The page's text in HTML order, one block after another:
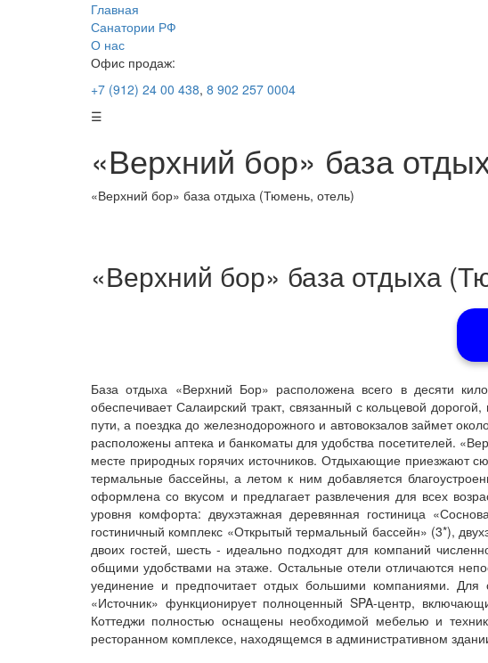
Главная
Санатории РФ
О нас
Офис продаж:
+7 (912) 24 00 438, 8 902 257 0004
☰
«Верхний бор» база
«Верхний бор» база отдыха (Тюмень, отель)
«Верхний бор» база отдыха
База отдыха «Верхний Бор» расположена всего в десяти
обеспечивает Салаирский тракт, связанный с кольцевой
пути, а поездка до железнодорожного и автовокзалов займет
расположены аптека и банкоматы для удобства посетителей.
месте природных горячих источников. Отдыхающие приезжают
термальные бассейны, а летом к ним добавляется
оформлена со вкусом и предлагает развлечения для всех
уровня комфорта: двухэтажная деревянная гостиница
гостиничный комплекс «Открытый термальный бассейн» (3*),
двоих гостей, шесть - идеально подходят для компаний
общими удобствами на этаже. Остальные отели отличаются
уединение и предпочитает отдых большими компаниями.
«Источник» функционирует полноценный SPA-центр,
Коттеджи полностью оснащены необходимой мебелью и
ресторанном комплексе, находящемся в административном